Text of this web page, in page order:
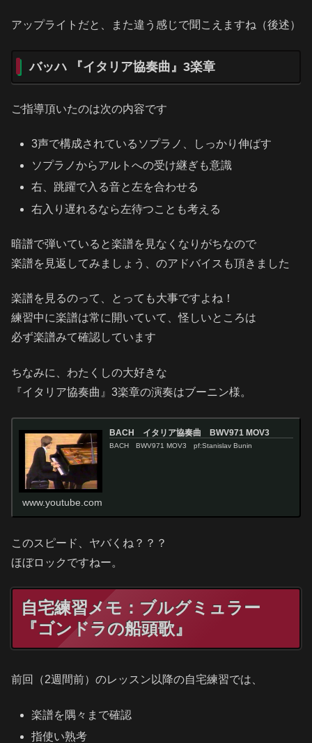
アップライトだと、また違う感じで聞こえますね（後述）
バッハ 『イタリア協奏曲』3楽章
ご指導頂いたのは次の内容です
3声で構成されているソプラノ、しっかり伸ばす
ソプラノからアルトへの受け継ぎも意識
右、跳躍で入る音と左を合わせる
右入り遅れるなら左待つことも考える
暗譜で弾いていると楽譜を見なくなりがちなので
楽譜を見返してみましょう、のアドバイスも頂きました
楽譜を見るのって、とっても大事ですよね！
練習中に楽譜は常に開いていて、怪しいところは
必ず楽譜みて確認しています
ちなみに、わたくしの大好きな
『イタリア協奏曲』3楽章の演奏はブーニン様。
BACH イタリア協奏曲 BWV971 MOV3
BACH BWV971 MOV3 pf:Stanislav Bunin
www.youtube.com
このスピード、ヤバくね？？？
ほぼロックですねー。
自宅練習メモ：ブルグミュラー
『ゴンドラの船頭歌』
前回（2週間前）のレッスン以降の自宅練習では、
楽譜を隅々まで確認
指使い熟考